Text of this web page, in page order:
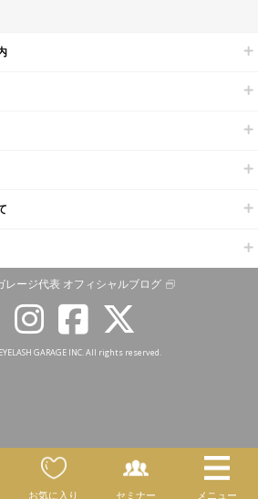
レージ代表 オフィシャルブログ
GARAGE INC. All rights reserved.
お気に入り セミナー メニュー